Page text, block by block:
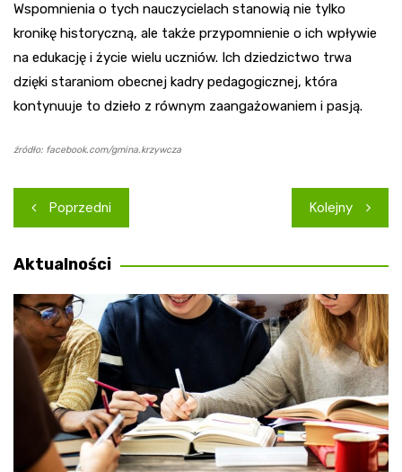
Wspomnienia o tych nauczycielach stanowią nie tylko
kronikę historyczną, ale także przypomnienie o ich wpływie
na edukację i życie wielu uczniów. Ich dziedzictwo trwa
dzięki staraniom obecnej kadry pedagogicznej, która
kontynuuje to dzieło z równym zaangażowaniem i pasją.
źródło: facebook.com/gmina.krzywcza
Nawigacja
wpisu
Poprzedni Kolejny
Aktualności